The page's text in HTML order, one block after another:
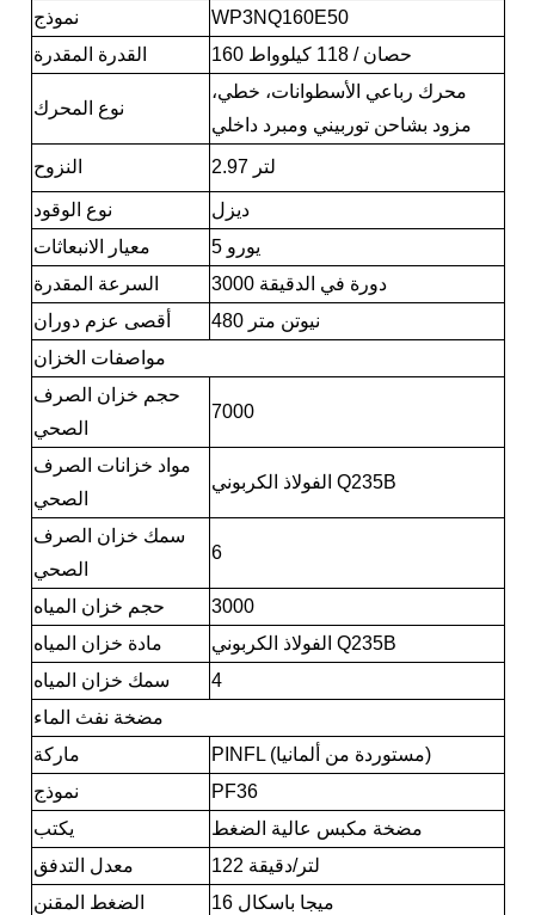
نموذج
WP3NQ160E50
القدرة المقدرة
160 حصان / 118 كيلوواط
نوع المحرك
محرك رباعي الأسطوانات، خطي،
مزود بشاحن توربيني ومبرد داخلي
النزوح 2.97 لتر
نوع الوقود
ديزل
معيار الانبعاثات
يورو 5
السرعة المقدرة
3000 دورة في الدقيقة
أقصى عزم دوران
480 نيوتن متر
مواصفات الخزان
حجم خزان الصرف
الصحي
7000
مواد خزانات الصرف
الصحي
الفولاذ الكربوني Q235B
سمك خزان الصرف
الصحي
6
حجم خزان المياه
3000
مادة خزان المياه
الفولاذ الكربوني Q235B
سمك خزان المياه
4
مضخة نفث الماء
ماركة
PINFL (مستوردة من ألمانيا)
نموذج
PF36
يكتب
مضخة مكبس عالية الضغط
معدل التدفق
122 لتر/دقيقة
الضغط المقنن
16 ميجا باسكال